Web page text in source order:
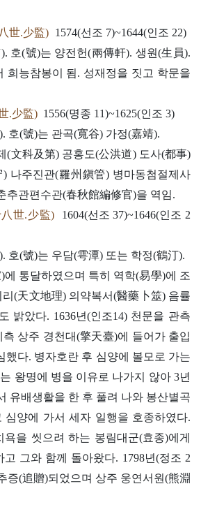
世.少監) 1574(선조 7)~1644(인조 22)
호(號)는 양전헌(兩傳軒). 생원(生員).
희능참봉이 됨. 성재정을 짓고 학문을
.少監) 1556(명종 11)~1625(인조 3)
호(號)는 관곡(寬谷) 가정(嘉靖).
(文科及第) 공홍도(公洪道) 도사(都事)
나주진관(羅州鎭管) 병마동첨절제사
추관편수관(春秋館編修官)을 역임.
世.少監)
1604(선조 37)~1646(인조 2
호(號)는 우담(雩潭) 또는 학정(鶴汀).
에 통달하였으며 특히 역학(易學)에 조
(天文地理) 의약복서(醫藥卜筮) 음률
밝았다. 1636년(인조14) 천문을 관측
상주 경천대(擎天臺)에 들어가 출입
했다. 병자호란 후 심양에 볼모로 가는
왕명에 병을 이유로 나가지 않아 3년
유배생활을 한 후 풀려 나와 봉산별곡
양에 가서 세자 일행을 호종하였다.
을 씻으려 하는 봉림대군(효종)에게
그와 함께 돌아왔다. 1798년(정조 2
증(追贈)되었으며 상주 웅연서원(熊淵